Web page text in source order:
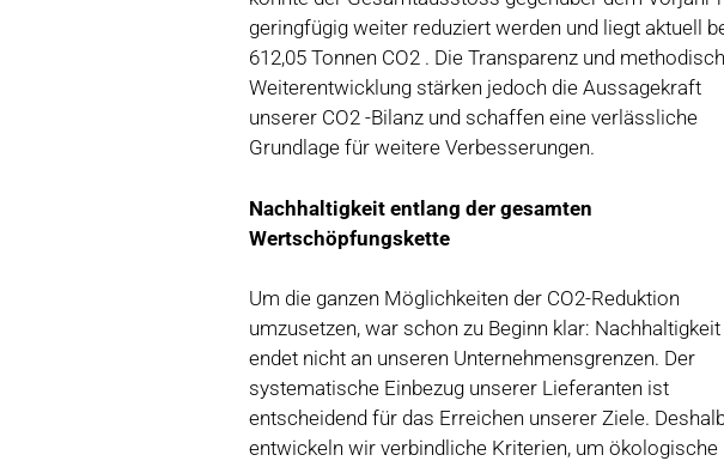
geringfügig weiter reduziert werden und liegt aktuell
612,05 Tonnen CO2 . Die Transparenz und
Weiterentwicklung stärken jedoch die Aussagekraft
unserer CO2 -Bilanz und schaffen eine verlässliche
Grundlage für weitere Verbesserungen.
Nachhaltigkeit entlang der gesamten
Wertschöpfungskette
Um die ganzen Möglichkeiten der CO2-Reduktion
umzusetzen, war schon zu Beginn klar: Nachhaltigkeit
endet nicht an unseren Unternehmensgrenzen. Der
systematische Einbezug unserer Lieferanten ist
entscheidend für das Erreichen unserer Ziele.
entwickeln wir verbindliche Kriterien, um ökologische